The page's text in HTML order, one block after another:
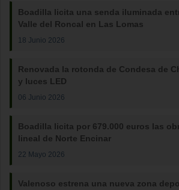
Boadilla licita una senda iluminada
Valle del Roncal en Las Lomas
18 Junio 2026
Renovada la rotonda de Condesa de
y luces LED
06 Junio 2026
Boadilla licita por 679.000 euros las
lineal de Norte Encinar
22 Mayo 2026
Valenoso estrena una nueva zona